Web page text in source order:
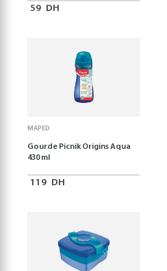
59 DH
MAPED
Gourde Picnik Origins Aqua
430 ml
119 DH